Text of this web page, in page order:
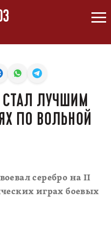
ЛУЧШИМ
ПО ВОЛЬНОЙ
серебро на II
играх боевых